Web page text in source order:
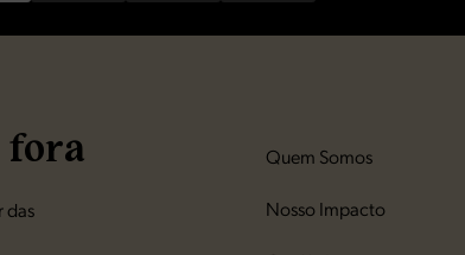
fora
das
Quem Somos
Nosso Impacto